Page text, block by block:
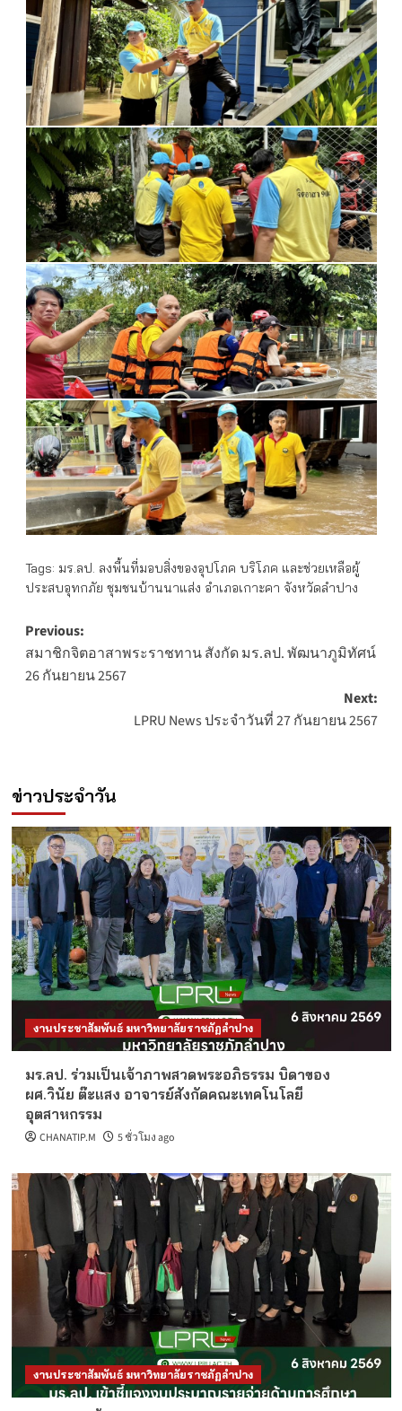
Tags: มร.ลป. ลงพื้นที่มอบสิ่งของอุปโภค บริโภค และช่วยเหลือผู้
ประสบอุทกภัย ชุมชนบ้านนาแส่ง อำเภอเกาะคา จังหวัดลำปาง
Post
navigation
Previous:
สมาชิกจิตอาสาพระราชทาน สังกัด มร.ลป. พัฒนาภูมิทัศน์
26 กันยายน 2567
Next:
LPRU News ประจำวันที่ 27 กันยายน 2567
ข่าวประจำวัน
งานประชาสัมพันธ์ มหาวิทยาลัยราชภัฏลำปาง
มร.ลป. ร่วมเป็นเจ้าภาพสวดพระอภิธรรม บิดาของ
ผศ.วินัย ต๊ะแสง อาจารย์สังกัดคณะเทคโนโลยี
อุตสาหกรรม
CHANATIP.M 5 ชั่วโมง ago
งานประชาสัมพันธ์ มหาวิทยาลัยราชภัฏลำปาง